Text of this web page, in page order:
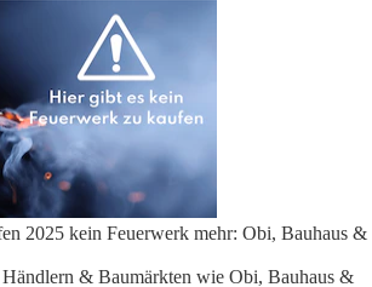
2025 kein Feuerwerk mehr: Obi, Bauhaus &
& Baumärkten wie Obi, Bauhaus &